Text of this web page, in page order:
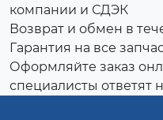
компании и СДЭК
Возврат и обмен в
Гарантия на все
Оформляйте заказ
специалисты ответят